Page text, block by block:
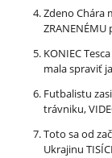
Zdeno Chára
KONIEC
mala spraviť
Futbalistu
trávniku,
Toto sa od
Ukrajinu